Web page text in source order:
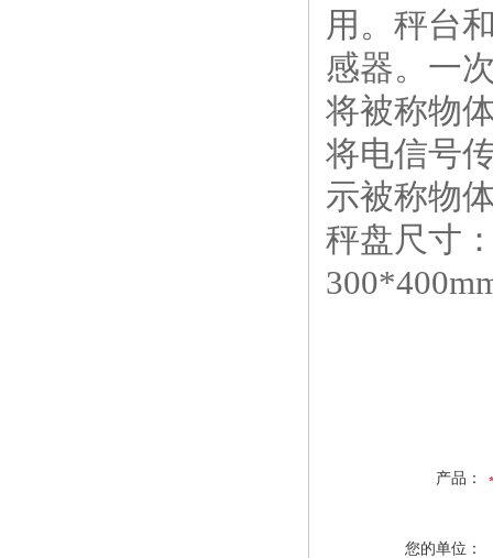
用。秤台
感器。一
将被称物
将电信号
示被称物
秤盘尺寸
产品：
您的单位：